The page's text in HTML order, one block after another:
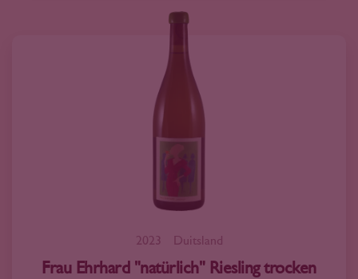
2023 Duitsland
Frau Ehrhard "natürlich" Riesling trocken